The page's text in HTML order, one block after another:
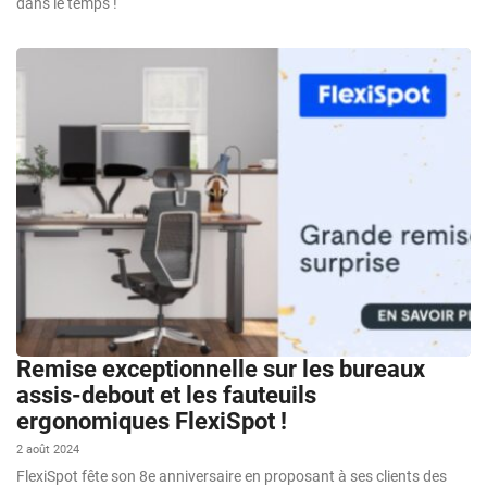
Remise exceptionnelle sur les bureaux
assis-debout et les fauteuils
ergonomiques FlexiSpot !
2 août 2024
FlexiSpot fête son 8e anniversaire en proposant à ses clients des